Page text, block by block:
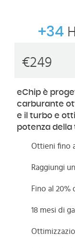
+34
€249
eChip è
carburante
e il turbo e
potenza della
Ottieni fino
Raggiungi
Fino al
18 mesi di